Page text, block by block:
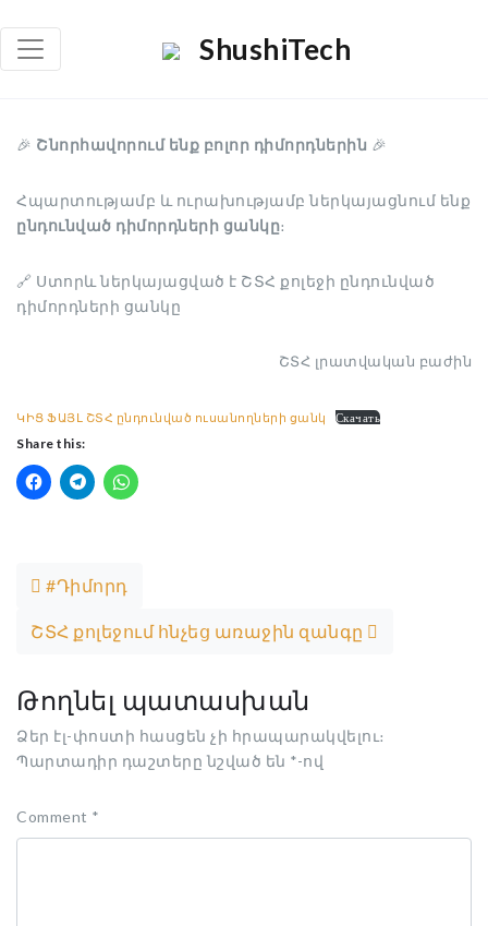
ShushiTech
🎉 Շնորհավորում ենք բոլոր դիմորդներին 🎉
Հպարտությամբ և ուրախությամբ ներկայացնում ենք
ընդունված դիմորդների ցանկը։
🔗 Ստորև ներկայացված է ՇՏՀ քոլեջի ընդունված
դիմորդների ցանկը
ՇՏՀ լրատվական բաժին
ԿԻՑ ՖԱՅԼ ՇՏՀ ընդունված ուսանողների ցանկ Скачать
Share this:
#Դիմորդ
ՇՏՀ քոլեջում հնչեց առաջին զանգը
Թողնել պատասխան
Ձեր էլ-փոստի հասցեն չի հրապարակվելու։
Պարտադիր դաշտերը նշված են *-ով
Comment *